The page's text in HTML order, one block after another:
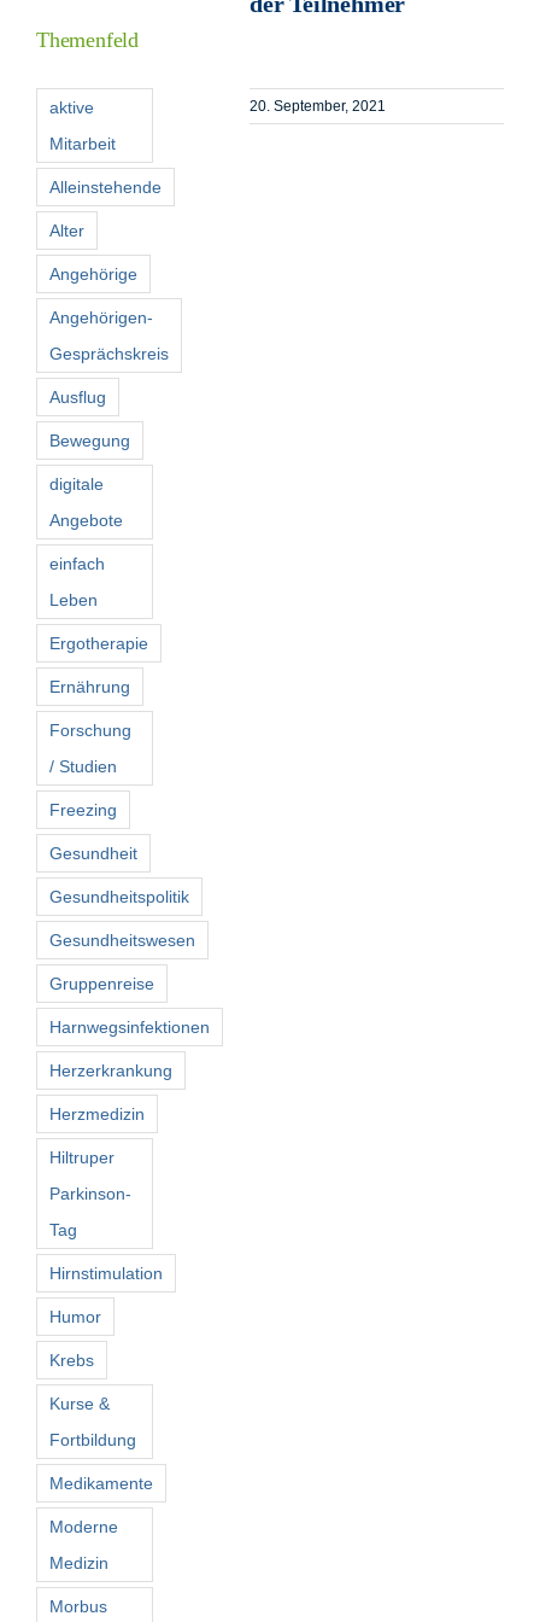
20. September, 2021
Themenfeld
aktive
Mitarbeit
Alleinstehende
Alter
Angehörige
Angehörigen-
Gesprächskreis
Ausflug
Bewegung
digitale
Angebote
einfach
Leben
Ergotherapie
Ernährung
Forschung
/ Studien
Freezing
Gesundheit
Gesundheitspolitik
Gesundheitswesen
Gruppenreise
Harnwegsinfektionen
Herzerkrankung
Herzmedizin
Hiltruper
Parkinson-
Tag
Hirnstimulation
Humor
Krebs
Kurse &
Fortbildung
Medikamente
Moderne
Medizin
Morbus